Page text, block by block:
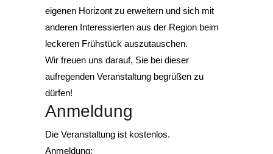
eigenen Horizont zu erweitern und sich mit
anderen Interessierten aus der Region beim
leckeren Frühstück auszutauschen.
Wir freuen uns darauf, Sie bei dieser
aufregenden Veranstaltung begrüßen zu
dürfen!
Anmeldung
Die Veranstaltung ist kostenlos.
Anmeldung: